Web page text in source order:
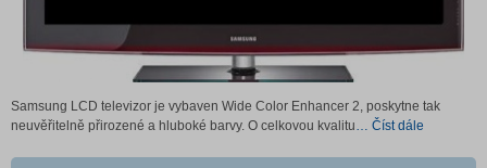
Samsung LCD televizor je vybaven Wide Color Enhancer 2, poskytne tak
neuvěřitelně přirozené a hluboké barvy. O celkovou kvalitu … Číst dále